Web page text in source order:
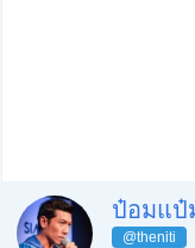
ป๋อมแป๋
@theniti